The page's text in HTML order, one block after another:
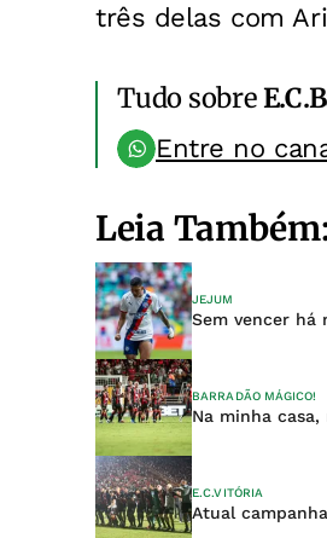
três delas com
Tudo sobre
Entre no
Leia
JEJUM
Sem vencer há
BARRADÃO MÁGICO!
Na minha
E.C.VITÓRIA
Atual